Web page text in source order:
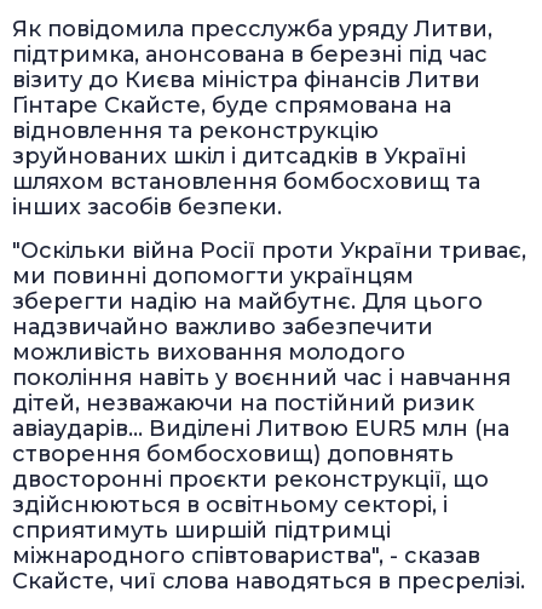
Як повідомила пресслужба уряду Литви,
підтримка, анонсована в березні під час
візиту до Києва міністра фінансів Литви
Гінтаре Скайсте, буде спрямована на
відновлення та реконструкцію
зруйнованих шкіл і дитсадків в Україні
шляхом встановлення бомбосховищ та
інших засобів безпеки.
"Оскільки війна Росії проти України триває,
ми повинні допомогти українцям
зберегти надію на майбутнє. Для цього
надзвичайно важливо забезпечити
можливість виховання молодого
покоління навіть у воєнний час і навчання
дітей, незважаючи на постійний ризик
авіаударів... Виділені Литвою EUR5 млн (на
створення бомбосховищ) доповнять
двосторонні проєкти реконструкції, що
здійснюються в освітньому секторі, і
сприятимуть ширшій підтримці
міжнародного співтовариства", - сказав
Скайсте, чиї слова наводяться в пресрелізі.